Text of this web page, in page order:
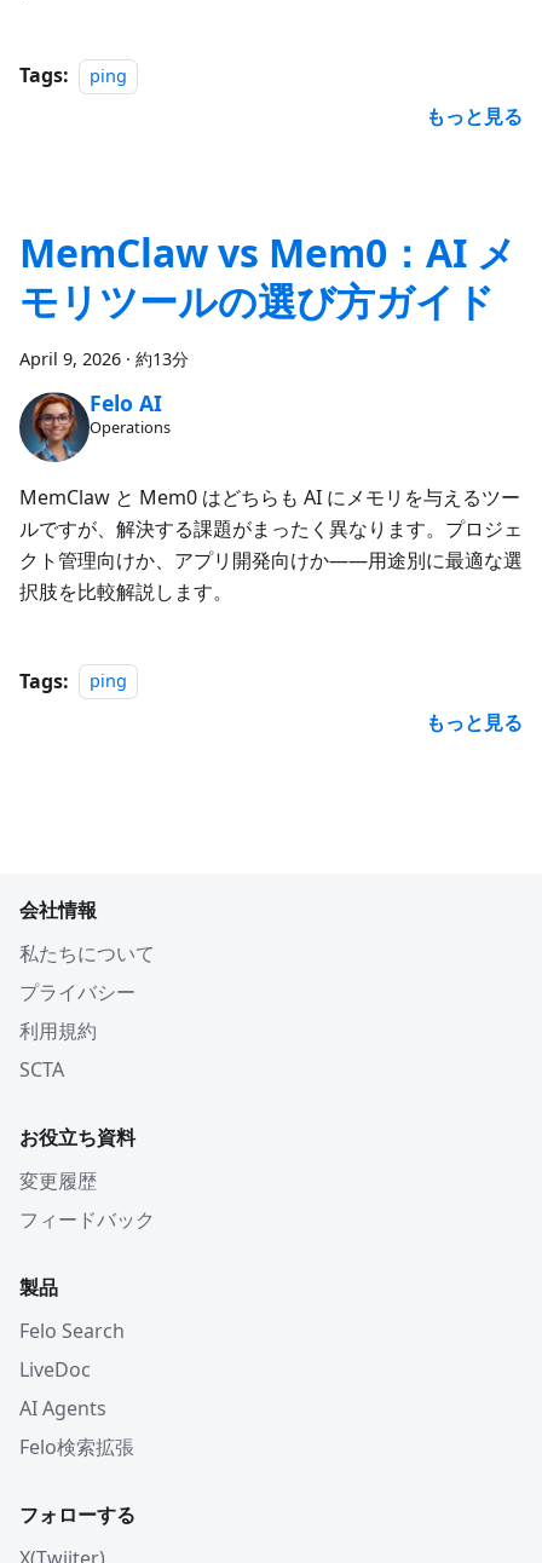
Tags: ping
もっと見る
MemClaw vs Mem0：AI メ
モリツールの選び方ガイド
April 9, 2026 · 約13分
Felo AI
Operations
MemClaw と Mem0 はどちらも AI にメモリを与えるツー
ルですが、解決する課題がまったく異なります。プロジェ
クト管理向けか、アプリ開発向けか——用途別に最適な選
択肢を比較解説します。
Tags: ping
もっと見る
会社情報
私たちについて
プライバシー
利用規約
SCTA
お役立ち資料
変更履歴
フィードバック
製品
Felo Search
LiveDoc
AI Agents
Felo検索拡張
フォローする